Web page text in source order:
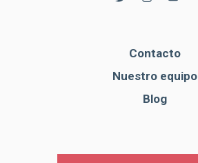
Contacto
Nuestro equipo
Blog